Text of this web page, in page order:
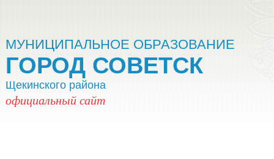
МУНИЦИПАЛЬНОЕ ОБРАЗОВАНИЕ
ГОРОД СОВЕТСК
Щекинского района
официальный сайт